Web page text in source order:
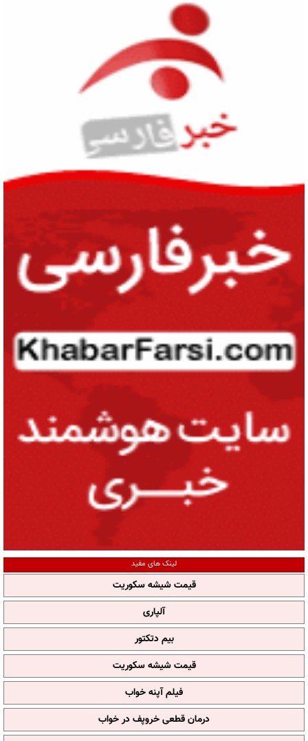
لینک های مفید
قیمت شیشه سکوریت
آلپاری
بیم دتکتور
قیمت شیشه سکوریت
فیلم آپنه خواب
درمان قطعی خروپف در خواب